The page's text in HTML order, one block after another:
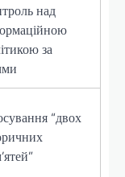
над
за
“двох